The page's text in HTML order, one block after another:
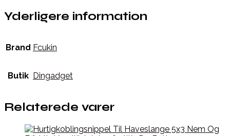
Yderligere information
Brand Fcukin
Butik Dingadget
Relaterede varer